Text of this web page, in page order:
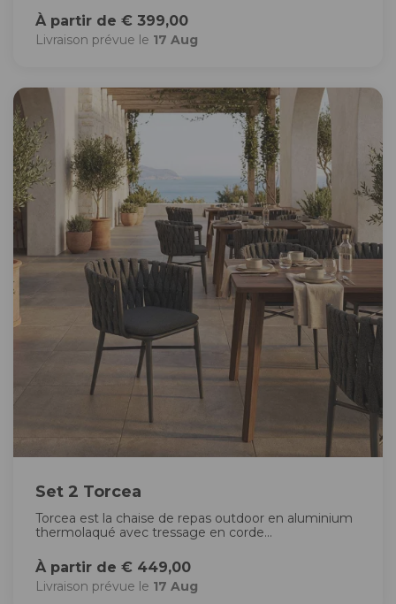
À partir de € 399,00
Livraison prévue le 17 Aug
Set 2 Torcea
Torcea est la chaise de repas outdoor en aluminium
thermolaqué avec tressage en corde...
À partir de € 449,00
Livraison prévue le 17 Aug